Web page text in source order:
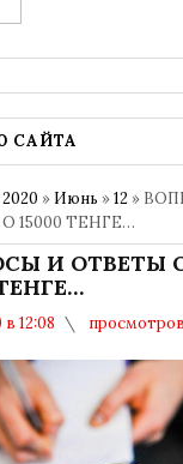
САЙТА
2020 » Июнь »12 »
15000 ТЕНГЕ…
И ОТВЕТЫ
в 12:08